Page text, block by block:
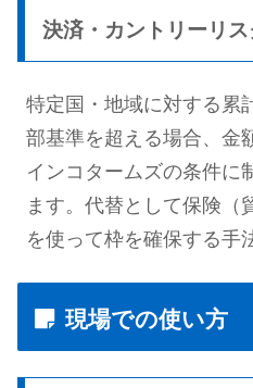
決済・カントリーリ
特定国・地域に対する累
部基準を超える場合、金
インコタームズの条件に
ます。代替として保険（
を使って枠を確保する手
現場での使い方